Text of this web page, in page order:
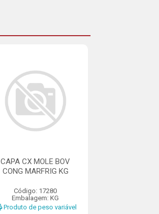
CAPA CX MOLE BOV
CONG MARFRIG KG
Código: 17280
Embalagem: KG
Produto de peso variável